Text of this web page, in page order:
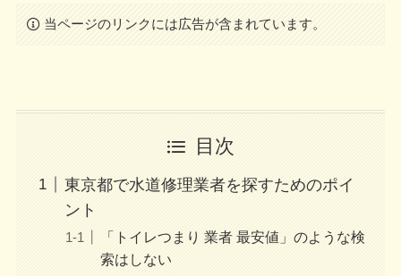
当ページのリンクには広告が含まれています。
目次
東京都で水道修理業者を探すためのポイ
ント
「トイレつまり 業者 最安値」のような検
索はしない